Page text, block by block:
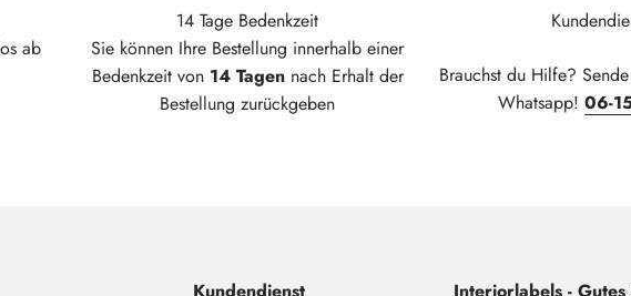
ab
14 Tage Bedenkzeit
Sie können Ihre Bestellung innerhalb einer
Bedenkzeit von 14 Tagennach Erhalt der
Bestellung zurückgeben
Brauchst du Hilfe?
Whatsapp! 06-